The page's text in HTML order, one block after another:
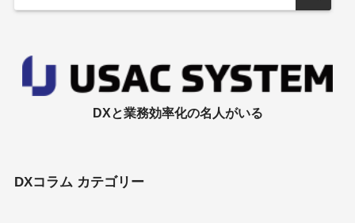
DXと業務効率化の名人がいる
DXコラム カテゴリー